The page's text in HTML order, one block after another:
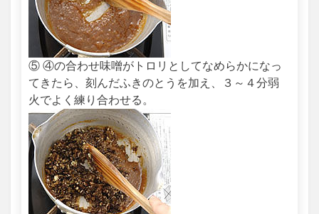
⑤ ④の合わせ味噌がトロリとしてなめらかになっ
てきたら、刻んだふきのとうを加え、３～４分弱
火でよく練り合わせる。